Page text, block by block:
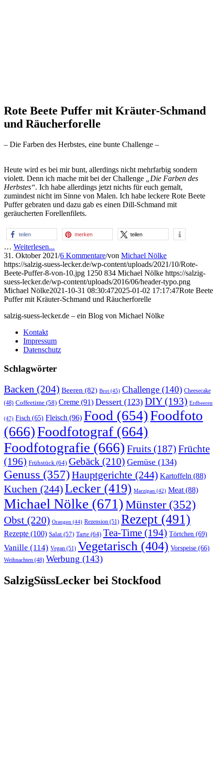
Rote Beete Puffer mit Kräuter-Schmand
und Räucherforelle
– Die Farben des Herbstes, eine bunte Challenge –
Heute wird es bei mir bunt, allerdings nicht mehrfarbig sondern
violett. Denn ich mache mit bei der Challenge
Die Farben des
Herbstes“. Ich habe allerdings jetzt nichts für euch gemalt,
zumindest nicht im Sinne von Malen. Ich habe leckere Rote Beete
Puffer gebraten und dazu gab es einen Dill-Schmand mit
geräucherten Forellenfilets.
teilen merken teilen
… Weiterlesen...
31. Oktober 2021/6 Kommentare/von Michael Nölke
https://salzig-suess-lecker.de/wp-content/uploads/2021/10/Rote-
Beete-Puffer-8-von-10.jpg 1250 834 Michael Nölke https://salzig-
suess-lecker.de/wp-content/uploads/2016/06/header-typo.png
Michael Nölke2021-10-31 08:30:472025-01-02 17:17:47Rote Beete
Puffer mit Kräuter-Schmand und Räucherforelle
salzig-suess-lecker.de – ein Blog von Michael Nölke
Kontakt
Impressum
Datenschutz
Schlagwörter
Backen (204) Beeren (82) Brot (45) Challenge (140) Cheesecake
(48) Coffeetime (58) Creme (91) Dessert (123) DIY(193) Erdbeeren
(47) Fisch (65) Fleisch (96) Food (654)Foodfoto
(666)Foodfotograf (664)
Foodfotografie (666) Fruits (187) Früchte
(196) Frühstück (64) Gebäck (210) Gemüse (134)
Genuss (357)Hauptgerichte (244) Kartoffeln (88)
Kuchen (244)Lecker (419) Marzipan (42) Meat (88)
Michael Nölke (671)Münster(352)
Obst (220) Orangen (44) Rezension (51) Rezept (491)
Rezepte (100) Salat (57) Tarte (64) Tea-Time (194) Törtchen (69)
Vanille (114) Vegan (51) Vegetarisch (404) Vorspeise (66)
Weihnachten (48) Werbung (143)
SalzigSüssLecker bei Stockfood